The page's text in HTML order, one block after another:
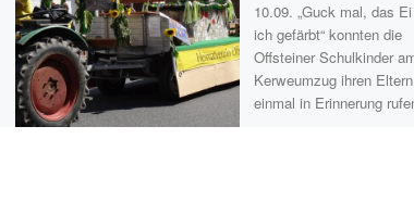
10.09. „Guck mal, das
ich gefärbt“ konnten die
Offsteiner Schulkinder
Kerweumzug ihren
einmal in Erinnerung